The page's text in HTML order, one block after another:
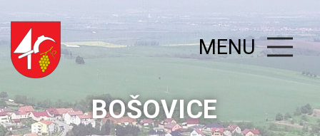
BOŠOVICE
MENU